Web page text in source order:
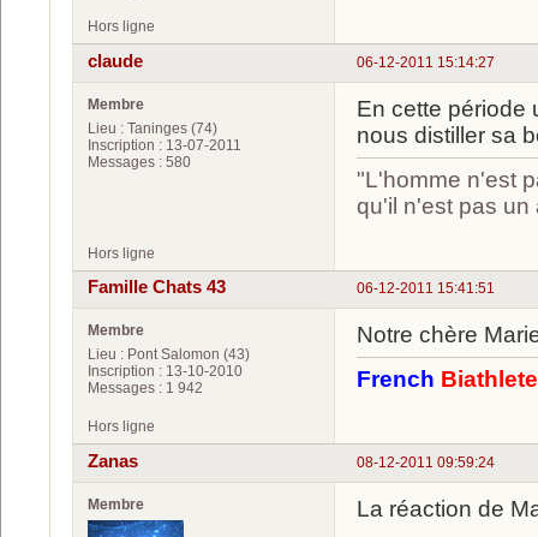
Hors ligne
06-12-2011 15:14:27
claude
Membre
Lieu : Taninges (74)
Inscription : 13-07-2011
Messages : 580
En cette période
nous distiller sa
"L'homme n'est
qu'il n'est pas
Hors ligne
06-12-2011 15:41:51
Famille Chats 43
Membre
Lieu : Pont Salomon (43)
Inscription : 13-10-2010
Messages : 1 942
Notre chère
French
Hors ligne
08-12-2011 09:59:24
Zanas
Membre
La réaction de